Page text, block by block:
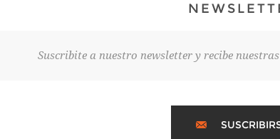
Suscribite a nuestro newsletter y recibe